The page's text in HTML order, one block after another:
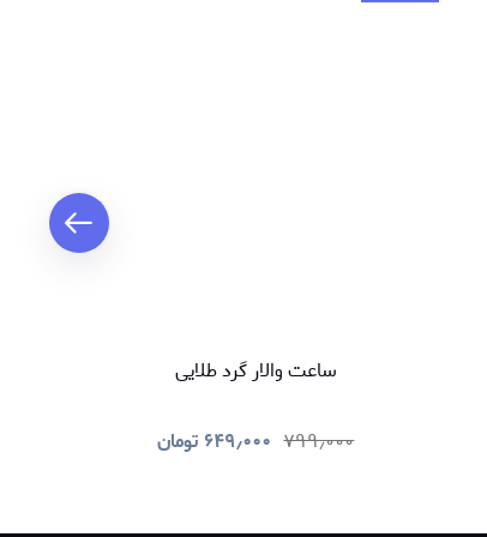
ساعت والار گرد طلایی
۷۹۹٫۰۰۰ ۶۴۹٫۰۰۰ تومان